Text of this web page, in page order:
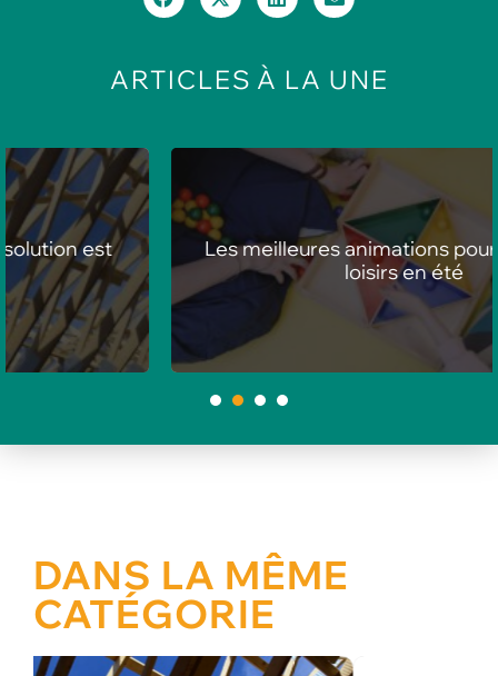
ARTICLES À LA UNE
Les meilleures animations pour centres de
loisirs en été
DANS LA MÊME
CATÉGORIE